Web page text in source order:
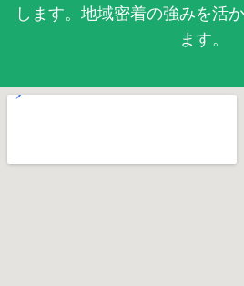
します。地域密着の強みを活
ます。